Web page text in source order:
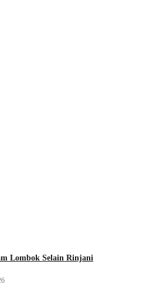
Lombok Selain Rinjani